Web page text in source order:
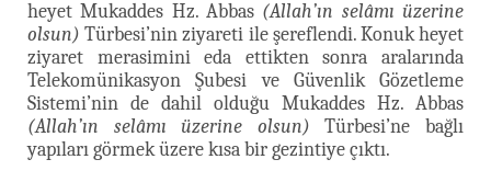
heyet Mukaddes Hz. Abbas (Allah’ın selâmı üzerine
olsun) Türbesi’nin ziyareti ile şereflendi. Konuk heyet
ziyaret merasimini eda ettikten sonra aralarında
Telekomünikasyon Şubesi ve Güvenlik Gözetleme
Sistemi’nin de dahil olduğu Mukaddes Hz. Abbas
(Allah’ın selâmı üzerine olsun) Türbesi’ne bağlı
yapıları görmek üzere kısa bir gezintiye çıktı.